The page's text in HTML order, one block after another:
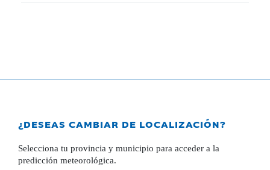
¿DESEAS CAMBIAR DE LOCALIZACIÓN?
Selecciona tu provincia y municipio para acceder a la
predicción meteorológica.